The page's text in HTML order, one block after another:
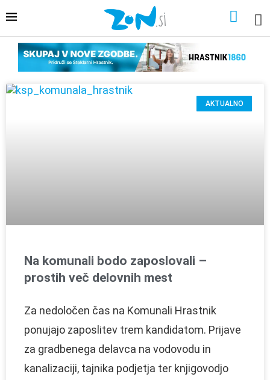
AKTUALNO
Na komunali bodo zaposlovali –
prostih več delovnih mest
Za nedoločen čas na Komunali Hrastnik
ponujajo zaposlitev trem kandidatom. Prijave
za gradbenega delavca na vodovodu in
kanalizaciji, tajnika podjetja ter knjigovodjo